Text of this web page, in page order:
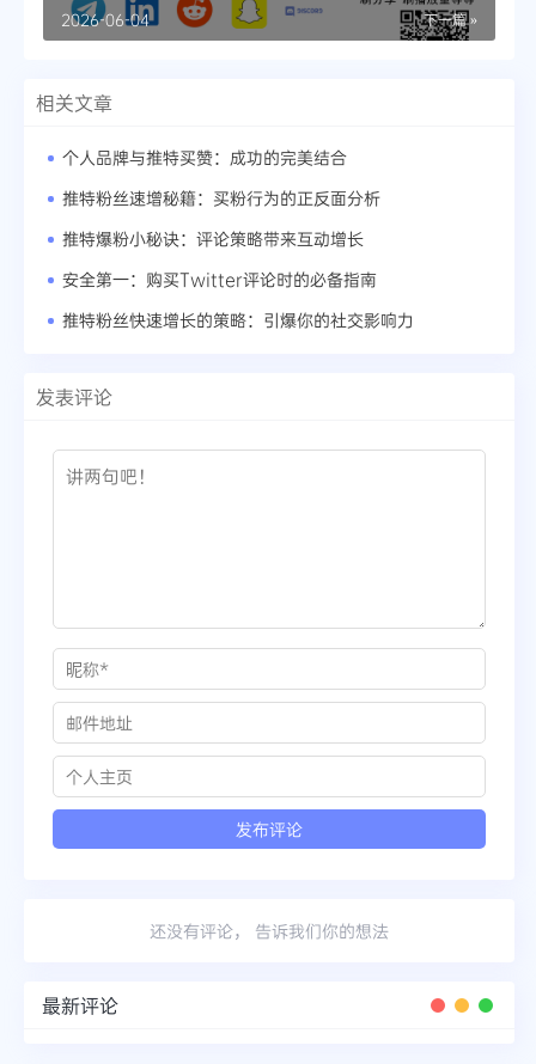
下一篇 »
2026-06-04
相关文章
个人品牌与推特买赞：成功的完美结合
推特粉丝速增秘籍：买粉行为的正反面分析
推特爆粉小秘诀：评论策略带来互动增长
安全第一：购买Twitter评论时的必备指南
推特粉丝快速增长的策略：引爆你的社交影响力
发表评论
还没有评论， 告诉我们你的想法
最新评论